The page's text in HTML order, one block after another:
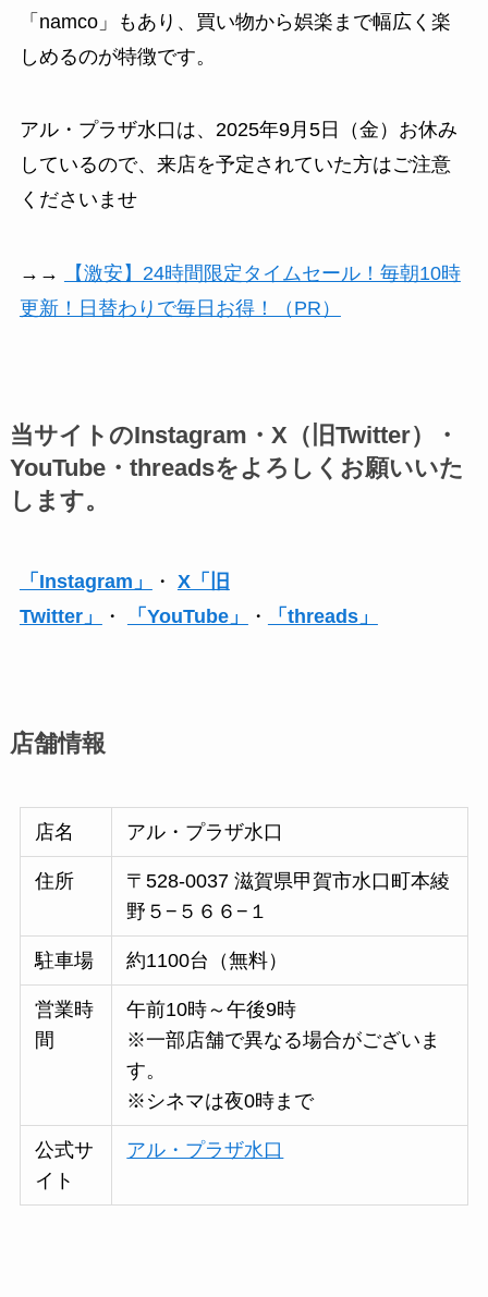
「namco」もあり、買い物から娯楽まで幅広く楽
しめるのが特徴です。
アル・プラザ水口は、2025年9月5日（金）お休み
しているので、来店を予定されていた方はご注意
くださいませ
→→
【激安】24時間限定タイムセール！毎朝10時
更新！日替わりで毎日お得！（PR）
当サイトのInstagram・X（旧Twitter）・
YouTube・threadsをよろしくお願いいた
します。
「Instagram」 ・ X「旧
Twitter」
・ 「YouTube」 ・ 「threads」
店舗情報
店名 アル・プラザ水口
住所
〒528-0037 滋賀県甲賀市水口町本綾
野５−５６６−１
駐車場 約1100台（無料）
営業時
間
午前10時～午後9時
※一部店舗で異なる場合がございま
す。
※シネマは夜0時まで
公式サ
イト
アル・プラザ水口